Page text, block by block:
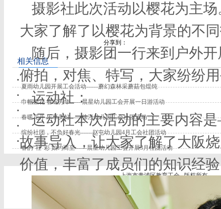
摄影社此次活动以樱花为主
大家了解了以樱花为背景的不
随后，摄影团一行来到户外
俯拍，对焦、特写，大家纷纷
运动社：
运动社本次活动的主要内容
故事导入，让大家了解了大阪
价值，丰富了成员们的知识经
分享到：
相关信息
夏雨幼儿园开展工会活动——蘑幻森林采蘑菇包馄饨
巾帼繁花 春绽芳华——晨星幼儿园工会开展一日游活动
春暖花开 乐享美好——徐泾幼儿园工会社团活动
缤纷社团，不负好春光——赵屯幼儿园4月工会社团活动
春的“社”彩 如约而至——晨星幼儿园工会开展3月社团活动
上海市青浦区教育工会 版权所有
地址：青浦区公园路301号 电话：69711362(传真)
技术支持：青浦教育信息中心